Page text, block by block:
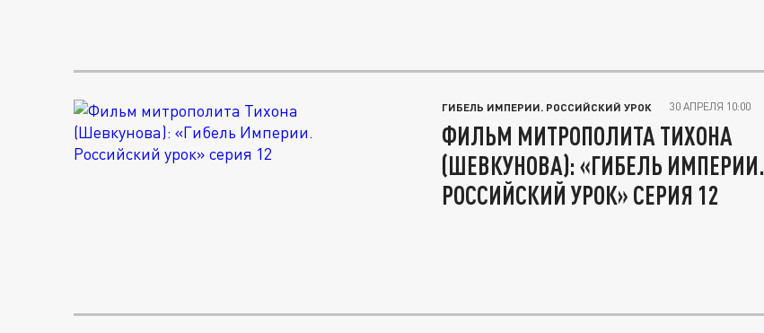
ГИБЕЛЬ ИМПЕРИИ. РОССИЙСКИЙ УРОК 30 АПРЕЛЯ 10:00
ФИЛЬМ МИТРОПОЛИТА ТИХОНА
(ШЕВКУНОВА): «ГИБЕЛЬ ИМПЕРИИ.
РОССИЙСКИЙ УРОК» СЕРИЯ 12